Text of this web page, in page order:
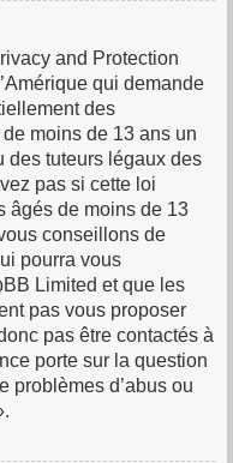
and Protection
qui demande
des
moins de 13 ans un
des tuteurs légaux des
pas si cette loi
âgés de moins de 13
conseillons de
pourra vous
Limited et que les
pas vous proposer
pas être contactés à
porte sur la question
problèmes d’abus ou